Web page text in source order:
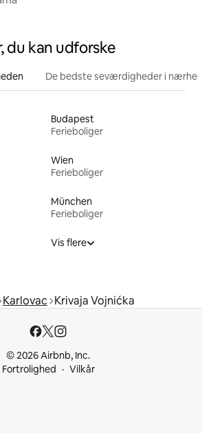
du kan udforske
De bedste seværdigheder i
Budapest
Ferieboliger
Wien
Ferieboliger
München
Ferieboliger
Vis flere
Karlovac Krivaja Vojnićka
© 2026 Airbnb, Inc.
Fortrolighed
Vilkår